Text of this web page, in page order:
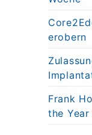
erobern
Frank
the